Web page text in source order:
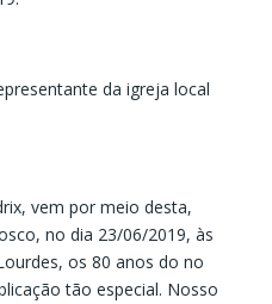
da igreja local
vem por meio desta,
no dia 23/06/2019, às
os 80 anos do no
tão especial. Nosso